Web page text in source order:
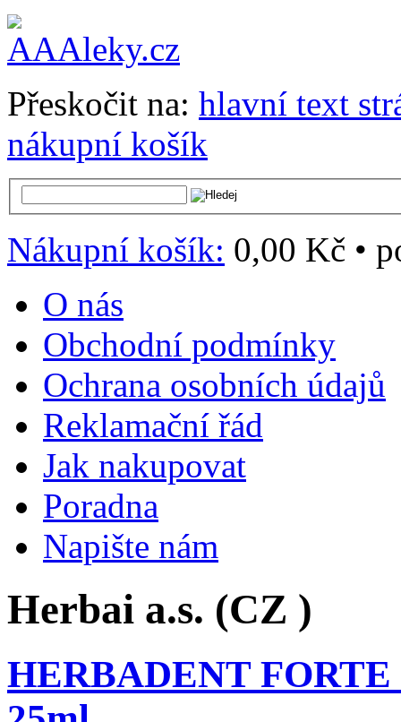
Přeskočit na: hlavní text
nákupní košík
Nákupní košík: 0,00 Kč •
O nás
Obchodní podmínky
Ochrana osobních údajů
Reklamační řád
Jak nakupovat
Poradna
Napište nám
Herbai a.s. (CZ )
HERBADENT